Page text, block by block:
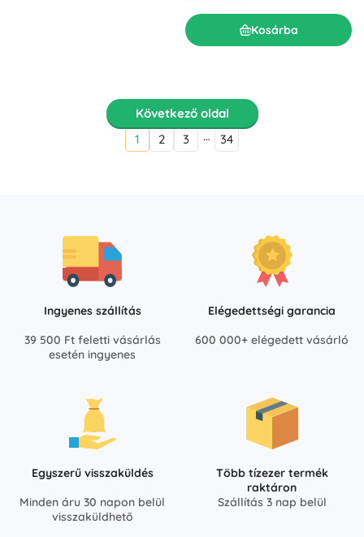
Kosárba
Következő oldal
1
2 3 … 34
Ingyenes szállítás
39 500 Ft feletti vásárlás
esetén ingyenes
Elégedettségi garancia
600 000+ elégedett vásárló
Egyszerű visszaküldés
Minden áru 30 napon belül
visszaküldhető
Több tízezer termék
raktáron
Szállítás 3 nap belül